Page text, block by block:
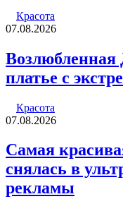
Красота
07.08.2026
Возлюбленная
платье с
Красота
07.08.2026
Самая
снялась в
рекламы